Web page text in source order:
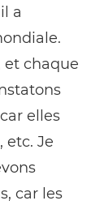
a
et chaque
elles
etc. Je
car les